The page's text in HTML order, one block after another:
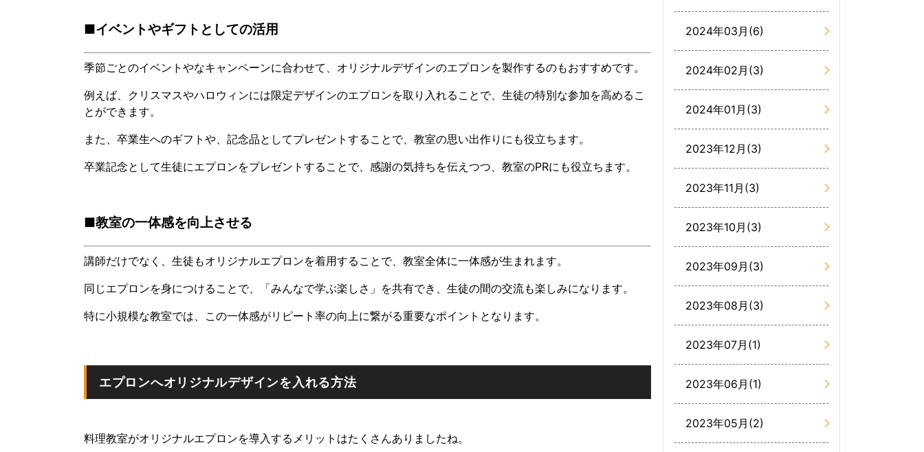
■イベントやギフトとしての活用
季節ごとのイベントやなキャンペーンに合わせて、オリジナルデザインのエプロンを製作するのもおすすめです。
例えば、クリスマスやハロウィンには限定デザインのエプロンを取り入れることで、生徒の特別な参加を高めるこ
とができます。
また、卒業生へのギフトや、記念品としてプレゼントすることで、教室の思い出作りにも役立ちます。
卒業記念として生徒にエプロンをプレゼントすることで、感謝の気持ちを伝えつつ、教室のPRにも役立ちます。
■教室の一体感を向上させる
講師だけでなく、生徒もオリジナルエプロンを着用することで、教室全体に一体感が生まれます。
同じエプロンを身につけることで、「みんなで学ぶ楽しさ」を共有でき、生徒の間の交流も楽しみになります。
特に小規模な教室では、この一体感がリピート率の向上に繋がる重要なポイントとなります。
エプロンへオリジナルデザインを入れる方法
料理教室がオリジナルエプロンを導入するメリットはたくさんありましたね。
2024年03月(6)
2024年02月(3)
2024年01月(3)
2023年12月(3)
2023年11月(3)
2023年10月(3)
2023年09月(3)
2023年08月(3)
2023年07月(1)
2023年06月(1)
2023年05月(2)